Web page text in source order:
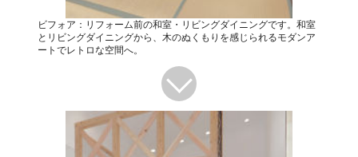
ビフォア：リフォーム前の和室・リビングダイニングです。和室
とリビングダイニングから、木のぬくもりを感じられるモダンア
ートでレトロな空間へ。